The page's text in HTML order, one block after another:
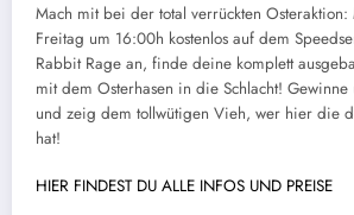
Mach mit bei der total verrückten
Freitag um 16:00h kostenlos auf dem
Rabbit Rage an, finde deine komplett
mit dem Osterhasen in die Schlacht!
und zeig dem tollwütigen Vieh, wer hier die
hat!
HIER FINDEST DU ALLE INFOS UND PREISE